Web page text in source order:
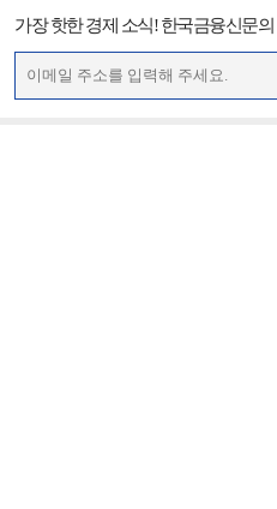
가장 핫한 경제 소식! 한국금융신문의